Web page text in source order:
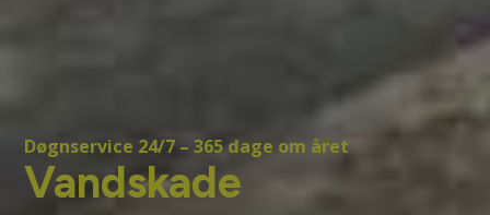
Døgnservice 24/7 – 365 dage om året
Vandskade